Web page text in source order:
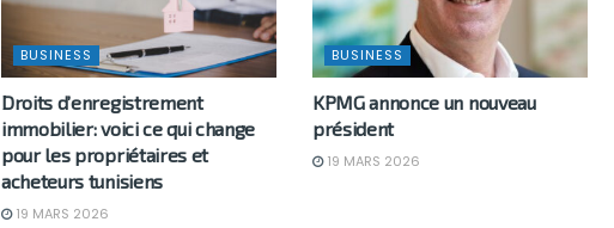
BUSINESS
Droits d’enregistrement
immobilier: voici ce qui change
pour les propriétaires et
acheteurs tunisiens
19 MARS 2026
BUSINESS
KPMG annonce un nouveau
président
19 MARS 2026